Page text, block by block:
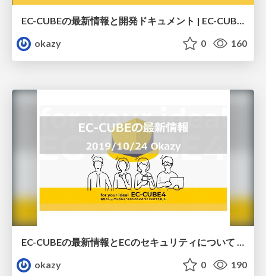
EC-CUBEの最新情報と開発ドキュメント | EC-CUBE関西UG（2019/11/21）
okazy
0 160
okazy
0 190